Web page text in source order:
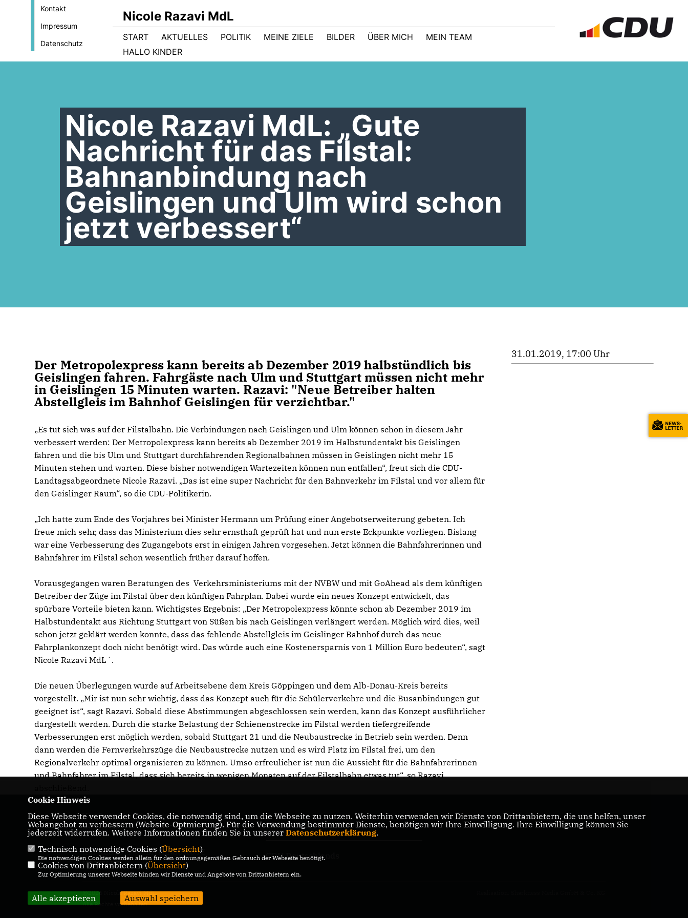
Kontakt
Impressum
Datenschutz
Nicole Razavi MdL
START AKTUELLES POLITIK MEINE ZIELE BILDER ÜBER MICH
MEIN TEAM
HALLO KINDER
Nicole Razavi MdL: „Gute
Nachricht für das Filstal:
Bahnanbindung nach
Geislingen und Ulm wird schon
jetzt verbessert“
Der Metropolexpress kann bereits ab Dezember 2019 halbstündlich bis
Geislingen fahren. Fahrgäste nach Ulm und Stuttgart müssen nicht mehr
in Geislingen 15 Minuten warten. Razavi: "Neue Betreiber halten
Abstellgleis im Bahnhof Geislingen für verzichtbar."
Es tut sich was auf der Filstalbahn. Die Verbindungen nach Geislingen und Ulm können schon in diesem Jahr
verbessert werden: Der Metropolexpress kann bereits ab Dezember 2019 im Halbstundentakt bis Geislingen
fahren und die bis Ulm und Stuttgart durchfahrenden Regionalbahnen müssen in Geislingen nicht mehr 15
Minuten stehen und warten. Diese bisher notwendigen Wartezeiten können nun entfallen“, freut sich die CDU-
Landtagsabgeordnete Nicole Razavi. „Das ist eine super Nachricht für den Bahnverkehr im Filstal und vor allem für
den Geislinger Raum“, so die CDU-Politikerin.
Ich hatte zum Ende des Vorjahres bei Minister Hermann um Prüfung einer Angebotserweiterung gebeten. Ich
freue mich sehr, dass das Ministerium dies sehr ernsthaft geprüft hat und nun erste Eckpunkte vorliegen. Bislang
war eine Verbesserung des Zugangebots erst in einigen Jahren vorgesehen. Jetzt können die Bahnfahrerinnen und
Bahnfahrer im Filstal schon wesentlich früher darauf hoffen.
Vorausgegangen waren Beratungen des Verkehrsministeriums mit der NVBW und mit GoAhead als dem künftigen
Betreiber der Züge im Filstal über den künftigen Fahrplan. Dabei wurde ein neues Konzept entwickelt, das
spürbare Vorteile bieten kann. Wichtigstes Ergebnis: „Der Metropolexpress könnte schon ab Dezember 2019 im
Halbstundentakt aus Richtung Stuttgart von Süßen bis nach Geislingen verlängert werden. Möglich wird dies, weil
schon jetzt geklärt werden konnte, dass das fehlende Abstellgleis im Geislinger Bahnhof durch das neue
Fahrplankonzept doch nicht benötigt wird. Das würde auch eine Kostenersparnis von 1 Million Euro bedeuten“, sagt
Nicole Razavi MdL´.
Die neuen Überlegungen wurde auf Arbeitsebene dem Kreis Göppingen und dem Alb-Donau-Kreis bereits
vorgestellt. „Mir ist nun sehr wichtig, dass das Konzept auch für die Schülerverkehre und die Busanbindungen gut
geeignet ist“, sagt Razavi. Sobald diese Abstimmungen abgeschlossen sein werden, kann das Konzept ausführlicher
dargestellt werden. Durch die starke Belastung der Schienenstrecke im Filstal werden tiefergreifende
Verbesserungen erst möglich werden, sobald Stuttgart 21 und die Neubaustrecke in Betrieb sein werden. Denn
dann werden die Fernverkehrszüge die Neubaustrecke nutzen und es wird Platz im Filstal frei, um den
Regionalverkehr optimal organisieren zu können. Umso erfreulicher ist nun die Aussicht für die Bahnfahrerinnen
und Bahnfahrer im Filstal, dass sich bereits in wenigen Monaten auf der Filstalbahn etwas tut“, so Razavi
31.01.2019, 17:00 Uhr
Hier finden Sie Informationen über Nicole
Razavi MdL
IMPRESSUM
DATENSCHUTZ
KONTAKT
CDU Baden-Württemberg
CDU Deutschlands
@2026 Nicole Razavi MdL
Alle Rechte vorbehalten.
Cookie Hinweis
Diese Webseite verwendet Cookies, die notwendig sind, um die Webseite zu nutzen. Weiterhin verwenden wir Dienste von Drittanbietern, die uns helfen, unser
Webangebot zu verbessern (Website-Optmierung). Für die Verwendung bestimmter Dienste, benötigen wir Ihre Einwilligung. Ihre Einwilligung können Sie
jederzeit widerrufen. Weitere Informationen finden Sie in unserer Datenschutzerklärung.
Technisch notwendige Cookies (Übersicht)
Die notwendigen Cookies werden allein für den ordnungsgemäßen Gebrauch der Webseite benötigt.
Cookies von Drittanbietern (Übersicht)
Zur Optimierung unserer Webseite binden wir Dienste und Angebote von Drittanbietern ein.
Alle akzeptieren Auswahl speichern